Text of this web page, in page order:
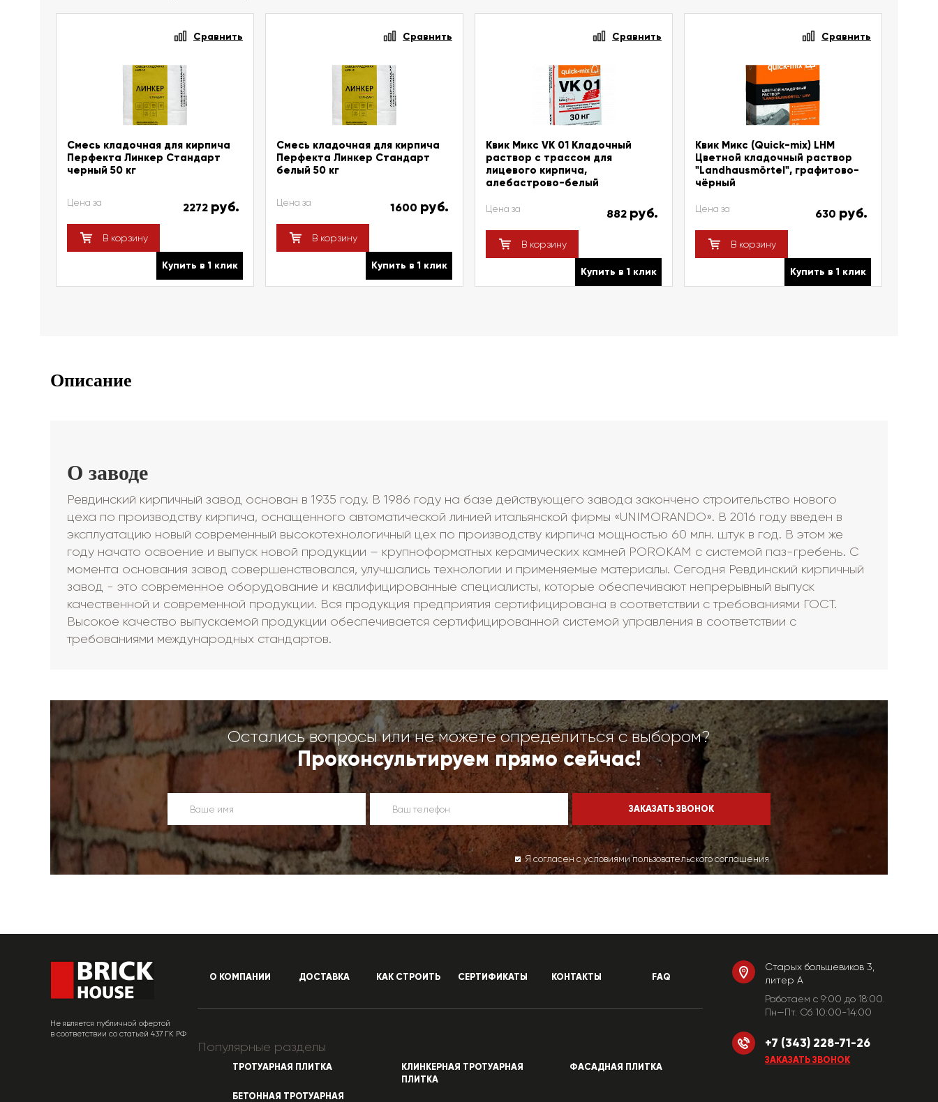
Сравнить
Смесь кладочная для кирпича
Перфекта Линкер Стандарт
черный 50 кг
Цена за 2272 руб.
В корзину
Купить в 1 клик
Сравнить
Смесь кладочная для кирпича
Перфекта Линкер Стандарт
белый 50 кг
Цена за 1600 руб.
В корзину
Купить в 1 клик
Сравнить
Квик Микс VK 01 Кладочный
раствор с трассом для
лицевого кирпича,
алебастрово-белый
Цена за 882 руб.
В корзину
Купить в 1 клик
Сравнить
Квик Микс (Quick-mix) LHM
Цветной кладочный раствор
"Landhausmörtel", графитово-
чёрный
Цена за 630 руб.
В корзину
Купить в 1 клик
Описание
О заводе
Ревдинский кирпичный завод основан в 1935 году. В 1986 году на базе действующего завода закончено строительство нового
цеха по производству кирпича, оснащенного автоматической линией итальянской фирмы «UNIMORANDO». В 2016 году введен в
эксплуатацию новый современный высокотехнологичный цех по производству кирпича мощностью 60 млн. штук в год. В этом же
году начато освоение и выпуск новой продукции – крупноформатных керамических камней POROKAM с системой паз-гребень. С
момента основания завод совершенствовался, улучшались технологии и применяемые материалы. Сегодня Ревдинский кирпичный
завод - это современное оборудование и квалифицированные специалисты, которые обеспечивают непрерывный выпуск
качественной и современной продукции. Вся продукция предприятия сертифицирована в соответствии с требованиями ГОСТ.
Высокое качество выпускаемой продукции обеспечивается сертифицированной системой управления в соответствии с
требованиями международных стандартов.
Остались вопросы или не можете определиться с выбором?
Проконсультируем прямо сейчас!
Я согласен с условиями пользовательского соглашения
Не является публичной офертой
в соответствии со статьей 437 ГК РФ
О КОМПАНИИ ДОСТАВКА КАК СТРОИТЬ СЕРТИФИКАТЫ КОНТАКТЫ FAQ
Популярные разделы
ТРОТУАРНАЯ ПЛИТКА
БЕТОННАЯ ТРОТУАРНАЯ
КЛИНКЕРНАЯ ТРОТУАРНАЯ
ПЛИТКА
ФАСАДНАЯ ПЛИТКА
Старых большевиков 3,
литер А
Работаем c 9:00 до 18:00.
Пн—Пт. Сб 10:00-14:00
+7 (343) 228-71-26
ЗАКАЗАТЬ ЗВОНОК